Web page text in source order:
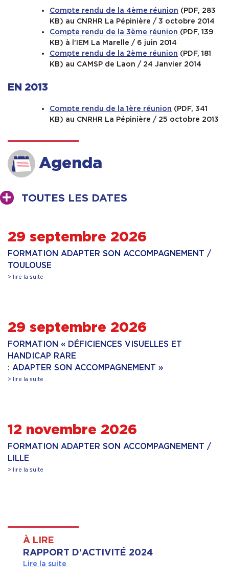
Compte rendu de la 4ème réunion (PDF, 283
KB) au CNRHR La Pépinière / 3 octobre 2014
Compte rendu de la 3ème réunion (PDF, 139
KB) à l’IEM La Marelle / 6 juin 2014
Compte rendu de la 2ème réunion (PDF, 181
KB) au CAMSP de Laon / 24 Janvier 2014
EN 2013
Compte rendu de la 1ère réunion (PDF, 341
KB) au CNRHR La Pépinière / 25 octobre 2013
Agenda
TOUTES LES DATES
29 septembre 2026
FORMATION ADAPTER SON ACCOMPAGNEMENT /
TOULOUSE
> lire la suite
29 septembre 2026
FORMATION « DÉFICIENCES VISUELLES ET
HANDICAP RARE
: ADAPTER SON ACCOMPAGNEMENT »
> lire la suite
12 novembre 2026
FORMATION ADAPTER SON ACCOMPAGNEMENT /
LILLE
> lire la suite
À LIRE
RAPPORT D'ACTIVITÉ 2024
Lire la suite